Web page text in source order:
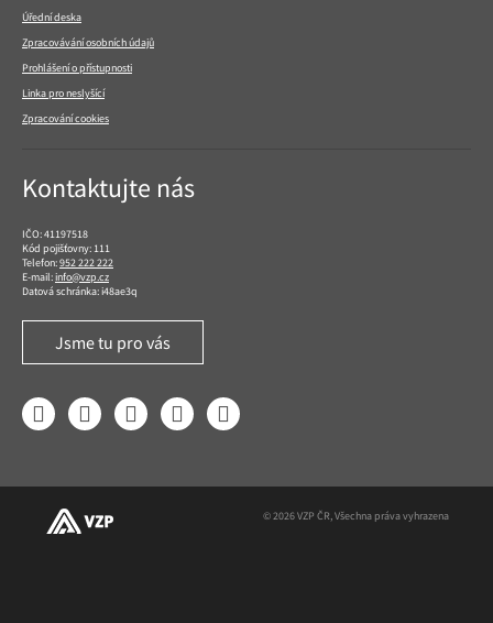
Úřední deska
Zpracovávání osobních údajů
Prohlášení o přístupnosti
Linka pro neslyšící
Zpracování cookies
Kontaktujte nás
IČO: 41197518
Kód pojišťovny: 111
Telefon:952 222 222
E-mail:info@vzp.cz
Datová schránka: i48ae3q
Jsme tu pro vás
FacebookLinkedIn YouTube InstagramTwitter
© 2026 VZP ČR, Všechna práva vyhrazena